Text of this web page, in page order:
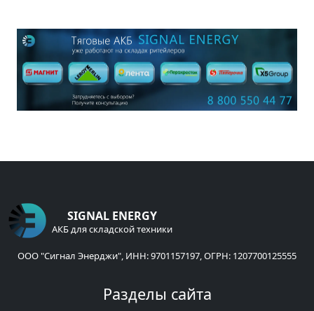
SIGNAL ENERGY
АКБ для складской техники
ООО "Сигнал Энерджи", ИНН: 9701157197, ОГРН: 1207700125555
Разделы сайта